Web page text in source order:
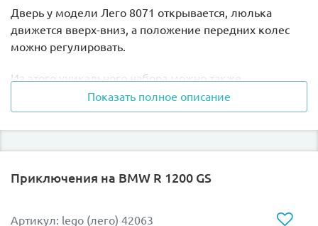
Дверь у модели Лего 8071 открывается, люлька
движется вверх-вниз, а положение передних колес
можно регулировать.
Из этого уникального набора можно также
сконструировать вилочный или телескопический
погрузчик.
Показать полное описание
Приключения на BMW R 1200 GS
Артикул: lego (лего) 42063